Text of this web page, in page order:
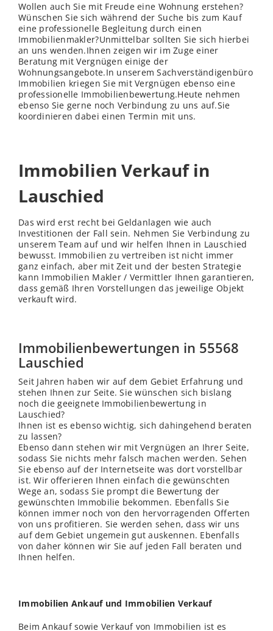
Wollen auch Sie mit Freude eine Wohnung erstehen?
Wünschen Sie sich während der Suche bis zum Kauf
eine professionelle Begleitung durch einen
Immobilienmakler?Unmittelbar sollten Sie sich hierbei
an uns wenden.Ihnen zeigen wir im Zuge einer
Beratung mit Vergnügen einige der
Wohnungsangebote.In unserem Sachverständigenbüro
Immobilien kriegen Sie mit Vergnügen ebenso eine
professionelle Immobilienbewertung.Heute nehmen
ebenso Sie gerne noch Verbindung zu uns auf.Sie
koordinieren dabei einen Termin mit uns.
Immobilien Verkauf in
Lauschied
Das wird erst recht bei Geldanlagen wie auch
Investitionen der Fall sein. Nehmen Sie Verbindung zu
unserem Team auf und wir helfen Ihnen in Lauschied
bewusst. Immobilien zu vertreiben ist nicht immer
ganz einfach, aber mit Zeit und der besten Strategie
kann Immobilien Makler / Vermittler Ihnen garantieren,
dass gemäß Ihren Vorstellungen das jeweilige Objekt
verkauft wird.
Immobilienbewertungen in 55568
Lauschied
Seit Jahren haben wir auf dem Gebiet Erfahrung und
stehen Ihnen zur Seite. Sie wünschen sich bislang
noch die geeignete Immobilienbewertung in
Lauschied?
Ihnen ist es ebenso wichtig, sich dahingehend beraten
zu lassen?
Ebenso dann stehen wir mit Vergnügen an Ihrer Seite,
sodass Sie nichts mehr falsch machen werden. Sehen
Sie ebenso auf der Internetseite was dort vorstellbar
ist. Wir offerieren Ihnen einfach die gewünschten
Wege an, sodass Sie prompt die Bewertung der
gewünschten Immobilie bekommen. Ebenfalls Sie
können immer noch von den hervorragenden Offerten
von uns profitieren. Sie werden sehen, dass wir uns
auf dem Gebiet ungemein gut auskennen. Ebenfalls
von daher können wir Sie auf jeden Fall beraten und
Ihnen helfen.
Immobilien Ankauf und Immobilien Verkauf
Beim Ankauf sowie Verkauf von Immobilien ist es